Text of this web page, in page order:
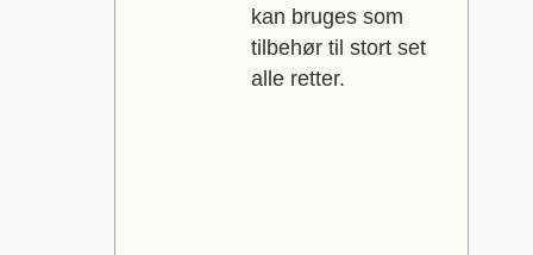
kan bruges som
tilbehør til stort set
alle retter.